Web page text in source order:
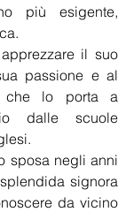
più esigente,
il suo
passione e al
che lo porta a
dalle scuole
sposa negli anni
signora
da vicino